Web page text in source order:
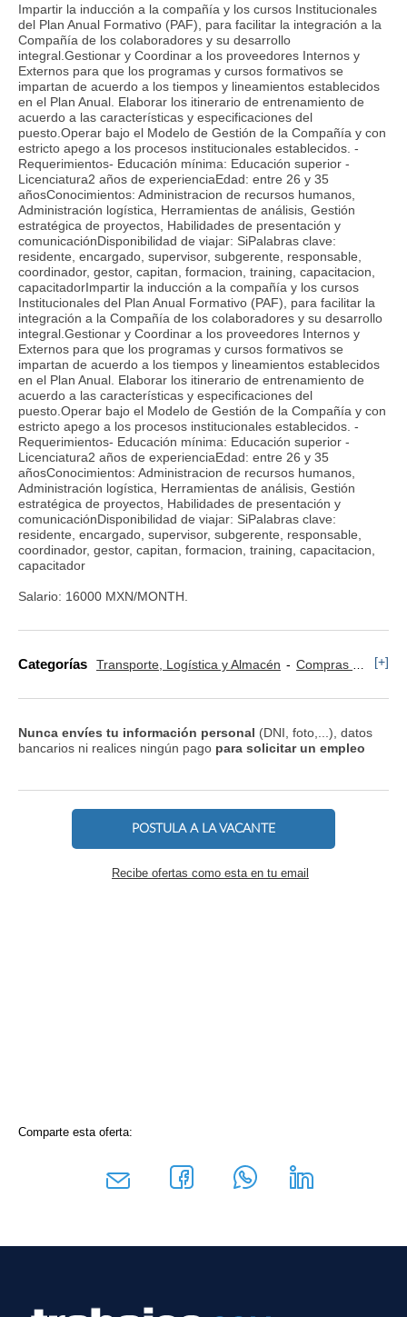
Impartir la inducción a la compañía y los cursos Institucionales
del Plan Anual Formativo (PAF), para facilitar la integración a la
Compañía de los colaboradores y su desarrollo
integral.Gestionar y Coordinar a los proveedores Internos y
Externos para que los programas y cursos formativos se
impartan de acuerdo a los tiempos y lineamientos establecidos
en el Plan Anual. Elaborar los itinerario de entrenamiento de
acuerdo a las características y especificaciones del
puesto.Operar bajo el Modelo de Gestión de la Compañía y con
estricto apego a los procesos institucionales establecidos. -
Requerimientos- Educación mínima: Educación superior -
Licenciatura2 años de experienciaEdad: entre 26 y 35
añosConocimientos: Administracion de recursos humanos,
Administración logística, Herramientas de análisis, Gestión
estratégica de proyectos, Habilidades de presentación y
comunicaciónDisponibilidad de viajar: SiPalabras clave:
residente, encargado, supervisor, subgerente, responsable,
coordinador, gestor, capitan, formacion, training, capacitacion,
capacitadorImpartir la inducción a la compañía y los cursos
Institucionales del Plan Anual Formativo (PAF), para facilitar la
integración a la Compañía de los colaboradores y su desarrollo
integral.Gestionar y Coordinar a los proveedores Internos y
Externos para que los programas y cursos formativos se
impartan de acuerdo a los tiempos y lineamientos establecidos
en el Plan Anual. Elaborar los itinerario de entrenamiento de
acuerdo a las características y especificaciones del
puesto.Operar bajo el Modelo de Gestión de la Compañía y con
estricto apego a los procesos institucionales establecidos. -
Requerimientos- Educación mínima: Educación superior -
Licenciatura2 años de experienciaEdad: entre 26 y 35
añosConocimientos: Administracion de recursos humanos,
Administración logística, Herramientas de análisis, Gestión
estratégica de proyectos, Habilidades de presentación y
comunicaciónDisponibilidad de viajar: SiPalabras clave:
residente, encargado, supervisor, subgerente, responsable,
coordinador, gestor, capitan, formacion, training, capacitacion,
capacitador
Salario: 16000 MXN/MONTH.
Categorías Transporte, Logística y Almacén Compras y Aprovisionamiento [+]
Nunca envíes tu información personal (DNI, foto,...), datos
bancarios ni realices ningún pago para solicitar un empleo
POSTULA A LA VACANTE
Recibe ofertas como esta en tu email
Comparte esta oferta: